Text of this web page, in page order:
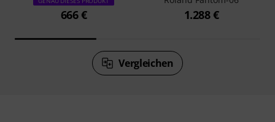
666 € 1.288 €
Vergleichen